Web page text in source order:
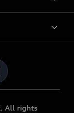
All rights